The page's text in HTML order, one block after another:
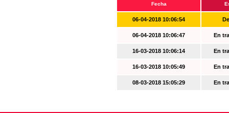
Fecha
06-04-2018 10:06:54
06-04-2018 10:06:47 En
16-03-2018 10:06:14 En
16-03-2018 10:05:49 En
08-03-2018 15:05:29 En